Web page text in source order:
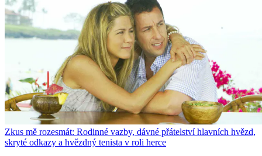
Zkus mě rozesmát: Rodinné vazby, dávné přátelství hlavních hvězd,
skryté odkazy a hvězdný tenista v roli herce